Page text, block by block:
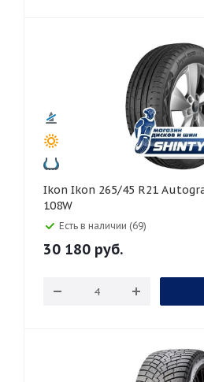
Ikon Ikon 265/45 R21 Autograph Ultra 2 SUV
108W
Есть в наличии (69)
30 180 руб.